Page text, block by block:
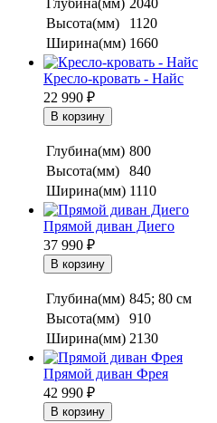
Глубина(мм) 2040
Высота(мм)
1120
Ширина(мм) 1660
Кресло-кровать - Найс
22 990 ₽
Глубина(мм) 800
Высота(мм)
840
Ширина(мм) 1110
Прямой диван Диего
37 990 ₽
Глубина(мм) 845; 80 см
Высота(мм)
910
Ширина(мм) 2130
Прямой диван Фрея
42 990 ₽